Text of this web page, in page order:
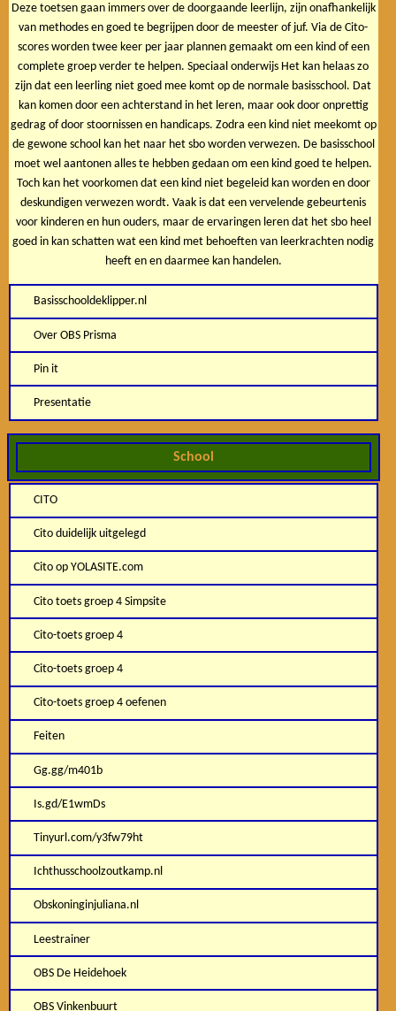
Deze toetsen gaan immers over de doorgaande leerlijn, zijn onafhankelijk
van methodes en goed te begrijpen door de meester of juf. Via de Cito-
scores worden twee keer per jaar plannen gemaakt om een kind of een
complete groep verder te helpen. Speciaal onderwijs Het kan helaas zo
zijn dat een leerling niet goed mee komt op de normale basisschool. Dat
kan komen door een achterstand in het leren, maar ook door onprettig
gedrag of door stoornissen en handicaps. Zodra een kind niet meekomt op
de gewone school kan het naar het sbo worden verwezen. De basisschool
moet wel aantonen alles te hebben gedaan om een kind goed te helpen.
Toch kan het voorkomen dat een kind niet begeleid kan worden en door
deskundigen verwezen wordt. Vaak is dat een vervelende gebeurtenis
voor kinderen en hun ouders, maar de ervaringen leren dat het sbo heel
goed in kan schatten wat een kind met behoeften van leerkrachten nodig
heeft en en daarmee kan handelen.
Basisschooldeklipper.nl
Over OBS Prisma
Pin it
Presentatie
School
CITO
Cito duidelijk uitgelegd
Cito op YOLASITE.com
Cito toets groep 4 Simpsite
Cito-toets groep 4
Cito-toets groep 4
Cito-toets groep 4 oefenen
Feiten
Gg.gg/m401b
Is.gd/E1wmDs
Tinyurl.com/y3fw79ht
Ichthusschoolzoutkamp.nl
Obskoninginjuliana.nl
Leestrainer
OBS De Heidehoek
OBS Vinkenbuurt